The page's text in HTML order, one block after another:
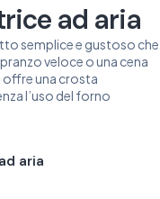
ad aria
semplice e gustoso che
veloce o una cena
offre una crosta
l’uso del forno
aria